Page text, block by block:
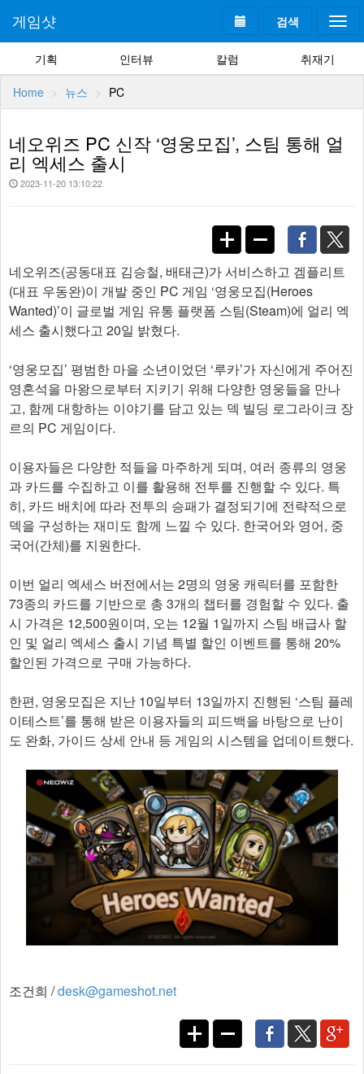
검색
게임샷
기획 인터뷰 칼럼 취재기
Home 뉴스 PC
네오위즈 PC 신작 ‘영웅모집’, 스팀 통해 얼
리 엑세스 출시
2023-11-20 13:10:22
네오위즈(공동대표 김승철, 배태근)가 서비스하고 겜플리트
(대표 우동완)이 개발 중인 PC 게임 ‘영웅모집(Heroes
Wanted)’이 글로벌 게임 유통 플랫폼 스팀(Steam)에 얼리 엑
세스 출시했다고 20일 밝혔다.
‘영웅모집’ 평범한 마을 소년이었던 ‘루카’가 자신에게 주어진
영혼석을 마왕으로부터 지키기 위해 다양한 영웅들을 만나
고, 함께 대항하는 이야기를 담고 있는 덱 빌딩 로그라이크 장
르의 PC 게임이다.
이용자들은 다양한 적들을 마주하게 되며, 여러 종류의 영웅
과 카드를 수집하고 이를 활용해 전투를 진행할 수 있다. 특
히, 카드 배치에 따라 전투의 승패가 결정되기에 전략적으로
덱을 구성하는 재미도 함께 느낄 수 있다. 한국어와 영어, 중
국어(간체)를 지원한다.
이번 얼리 엑세스 버전에서는 2명의 영웅 캐릭터를 포함한
73종의 카드를 기반으로 총 3개의 챕터를 경험할 수 있다. 출
시 가격은 12,500원이며, 오는 12월 1일까지 스팀 배급사 할
인 및 얼리 엑세스 출시 기념 특별 할인 이벤트를 통해 20%
할인된 가격으로 구매 가능하다.
한편, 영웅모집은 지난 10일부터 13일까지 진행된 ‘스팀 플레
이테스트’를 통해 받은 이용자들의 피드백을 바탕으로 난이
도 완화, 가이드 상세 안내 등 게임의 시스템을 업데이트했다.
조건희 /desk@gameshot.net